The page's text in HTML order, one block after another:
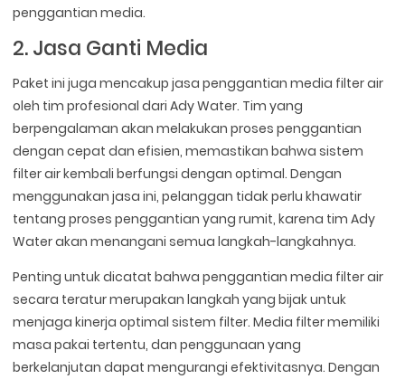
penggantian media.
2. Jasa Ganti Media
Paket ini juga mencakup jasa penggantian media filter air
oleh tim profesional dari Ady Water. Tim yang
berpengalaman akan melakukan proses penggantian
dengan cepat dan efisien, memastikan bahwa sistem
filter air kembali berfungsi dengan optimal. Dengan
menggunakan jasa ini, pelanggan tidak perlu khawatir
tentang proses penggantian yang rumit, karena tim Ady
Water akan menangani semua langkah-langkahnya.
Penting untuk dicatat bahwa penggantian media filter air
secara teratur merupakan langkah yang bijak untuk
menjaga kinerja optimal sistem filter. Media filter memiliki
masa pakai tertentu, dan penggunaan yang
berkelanjutan dapat mengurangi efektivitasnya. Dengan